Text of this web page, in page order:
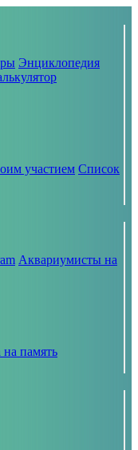
Энциклопедия
участием Список
Аквариумисты на
на память